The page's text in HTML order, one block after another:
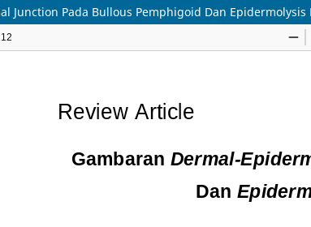
Junction Pada Bullous Pemphigoid Dan Epidermolysis